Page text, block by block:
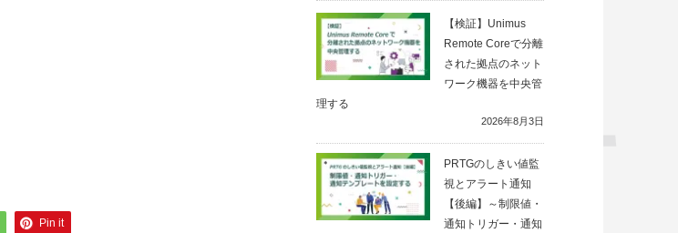
Pin it
【検証】Unimus
Remote Coreで分離
された拠点のネット
ワーク機器を中央管
理する
2026年8月3日
PRTGのしきい値監
視とアラート通知
【後編】～制限値・
通知トリガー・通知